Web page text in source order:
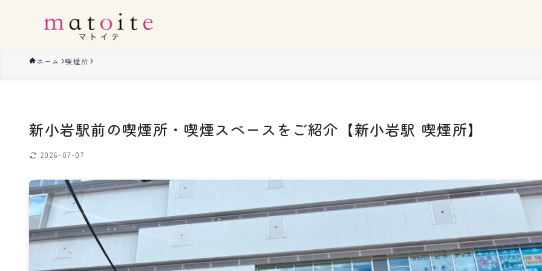
ホーム 喫煙所
新小岩駅前の喫煙所・喫煙スペースをご紹介【新小岩駅 喫煙所】
2026-07-07